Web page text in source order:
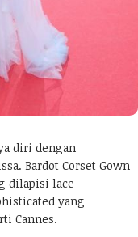
diri dengan
Bardot Corset Gown
dilapisi lace
yang
Cannes.